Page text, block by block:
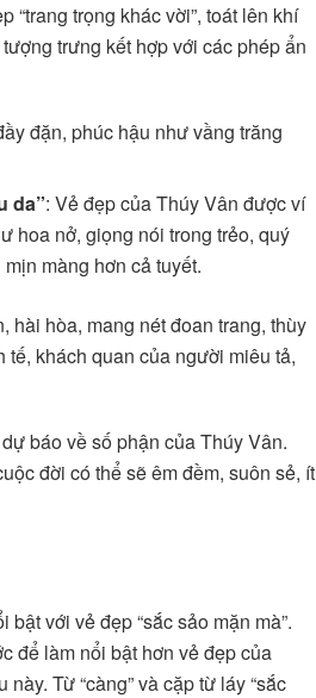
“trang trọng khác vời”, toát lên khí
trưng kết hợp với các phép ẩn
đặn, phúc hậu như vầng trăng
da”: Vẻ đẹp của Thúy Vân được ví
hoa nở, giọng nói trong trẻo, quý
màng hơn cả tuyết.
hài hòa, mang nét đoan trang, thùy
tế, khách quan của người miêu tả,
báo về số phận của Thúy Vân.
đời có thể sẽ êm đềm, suôn sẻ, ít
với vẻ đẹp “sắc sảo mặn mà”.
để làm nổi bật hơn vẻ đẹp của
Từ “càng” và cặp từ láy “sắc